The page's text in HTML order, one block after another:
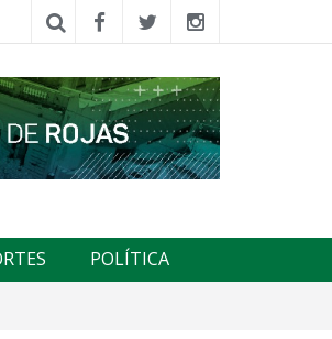
POLÍTICA